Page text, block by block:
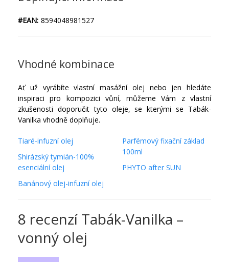
#EAN: 8594048981527
Vhodné kombinace
Ať už vyrábíte vlastní masážní olej nebo jen hledáte
inspiraci pro kompozici vůní, můžeme Vám z vlastní
zkušenosti doporučit tyto oleje, se kterými se Tabák-
Vanilka vhodně doplňuje.
Tiaré-infuzní olej
Shirázský tymián-100%
esenciální olej
Banánový olej-infuzní olej
Parfémový fixační základ
100ml
PHYTO after SUN
8 recenzí Tabák-Vanilka –
vonný olej